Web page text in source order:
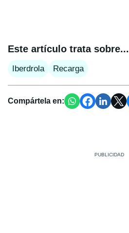
Este artículo trata sobre...
Iberdrola Recarga
Compártela en: